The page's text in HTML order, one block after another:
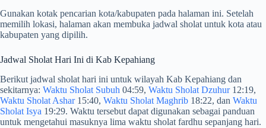
Gunakan kotak pencarian kota/kabupaten pada halaman ini. Setelah
memilih lokasi, halaman akan membuka jadwal sholat untuk kota atau
kabupaten yang dipilih.
Jadwal Sholat Hari Ini di Kab Kepahiang
Berikut jadwal sholat hari ini untuk wilayah Kab Kepahiang dan
sekitarnya: Waktu Sholat Subuh 04:59, Waktu Sholat Dzuhur12:19,
Waktu Sholat Ashar15:40, Waktu Sholat Maghrib 18:22, dan Waktu
Sholat Isya 19:29. Waktu tersebut dapat digunakan sebagai panduan
untuk mengetahui masuknya lima waktu sholat fardhu sepanjang hari.